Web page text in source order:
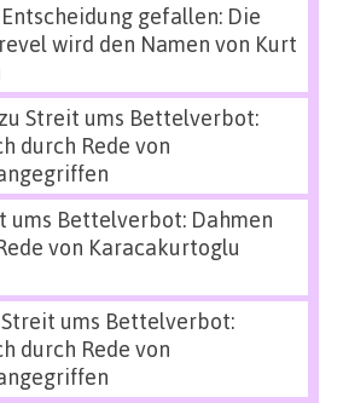
Entscheidung gefallen: Die
wird den Namen von Kurt
Streit ums Bettelverbot:
durch Rede von
ums Bettelverbot: Dahmen
von Karacakurtoglu
Streit ums Bettelverbot:
durch Rede von